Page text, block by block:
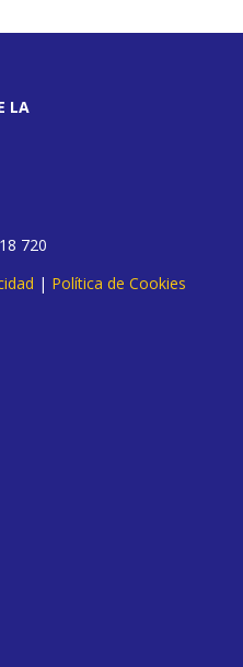
LA
720
| Política de Cookies